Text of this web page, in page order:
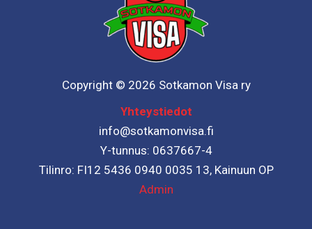
Copyright © 2026 Sotkamon Visa ry
Yhteystiedot
info@sotkamonvisa.fi
Y-tunnus: 0637667-4
Tilinro: FI12 5436 0940 0035 13, Kainuun OP
Admin